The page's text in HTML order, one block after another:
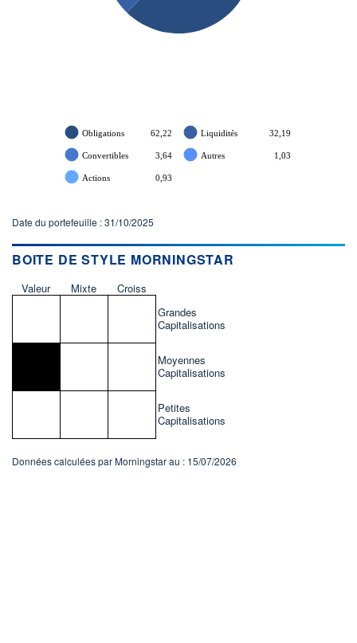
Obligations 62,22 Liquidités 32,19
Convertibles 3,64 Autres 1,03
Actions 0,93
Date du portefeuille : 31/10/2025
BOITE DE STYLE MORNINGSTAR
Valeur Mixte
Croiss
Grandes
Capitalisations
Moyennes
Capitalisations
Petites
Capitalisations
Données calculées par Morningstar au : 15/07/2026